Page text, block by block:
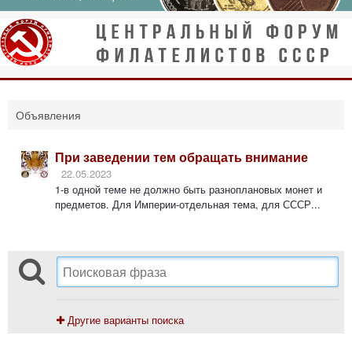
Объявления
При заведении тем обращать внимание
22.05.2023
1-в одной теме не должно быть разноплановых монет и
предметов. Для Империи-отдельная тема, для СССР...
Другие варианты поиска